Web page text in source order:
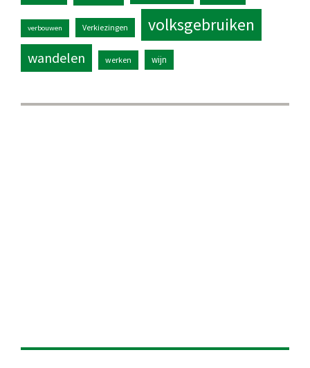
verbouwen Verkiezingen volksgebruiken
wandelen werken wijn